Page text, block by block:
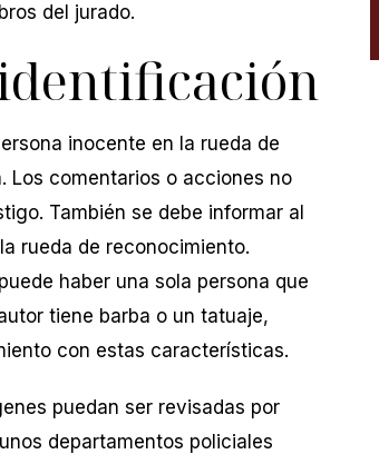
del jurado.
inocente en la rueda de
Los comentarios o acciones no
También se debe informar al
rueda de reconocimiento.
haber una sola persona que
tiene barba o un tatuaje,
con estas características.
puedan ser revisadas por
departamentos policiales